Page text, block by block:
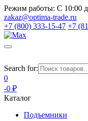
Режим работы: С 10:00
zakaz@optima-trade.ru
+7 (800) 333-15-47 +7
Search for:
0
-0 ₽
Каталог
Подъемники